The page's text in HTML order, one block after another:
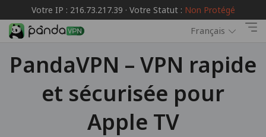
Votre IP : 216.73.217.39 · Votre Statut : Non Protégé
Français
PandaVPN – VPN rapide
et sécurisée pour
Apple TV